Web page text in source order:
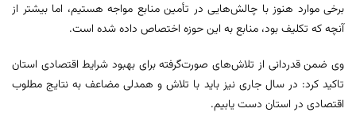
برخی موارد هنوز با چالش‌هایی در تأمین منابع مواجه هستیم، اما بیشتر از
آنچه که تکلیف بود، منابع به این حوزه اختصاص داده شده است.
وی ضمن قدردانی از تلاش‌های صورت‌گرفته برای بهبود شرایط اقتصادی استان
تاکید کرد: در سال جاری نیز باید با تلاش و همدلی مضاعف به نتایج مطلوب
اقتصادی در استان دست یابیم.